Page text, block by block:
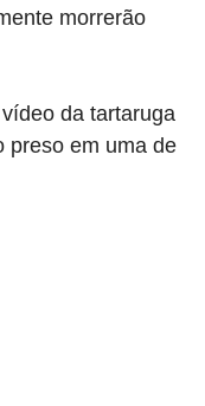
morrerão
da tartaruga
preso em uma de